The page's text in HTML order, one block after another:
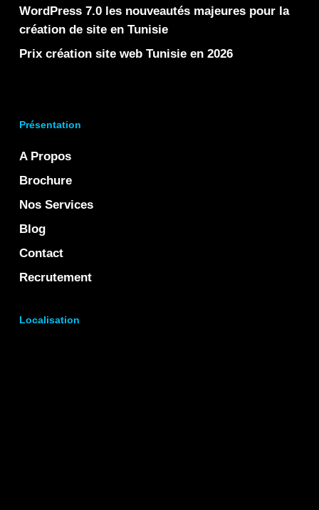
WordPress 7.0 les nouveautés majeures pour la
création de site en Tunisie
Prix création site web Tunisie en 2026
Présentation
A Propos
Brochure
Nos Services
Blog
Contact
Recrutement
Localisation